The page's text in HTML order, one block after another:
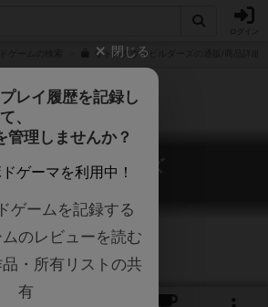
リトルタウンビルダーズの通販/商品詳細
タウンビルダーズ
Little Town Builders
閉じる
レイ履歴を記録し
て、
管理しませんか？
ゲーマを利用中！
ゲームを記録する
のレビューを読む
・所有リストの共
有